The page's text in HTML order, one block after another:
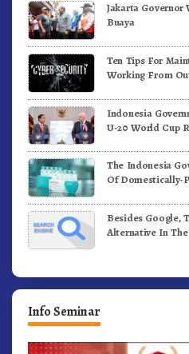
Jakarta
Buaya
Ten Tips For
Working From
Indonesia
U-20 World Cup
The Indonesia
Of Domestically-
Besides Google,
Alternative In
Info Seminar